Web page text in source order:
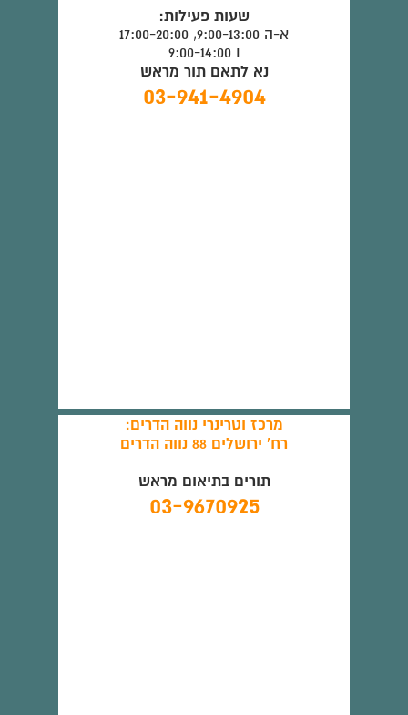
שעות פעילות:
א-ה 9:00-13:00, 17:00-20:00
ו 9:00-14:00
נא לתאם תור מראש
03-941-4904
מרכז וטרינרי נווה הדרים:
רח' ירושלים 88 נווה הדרים
תורים בתיאום מראש
03-9670925